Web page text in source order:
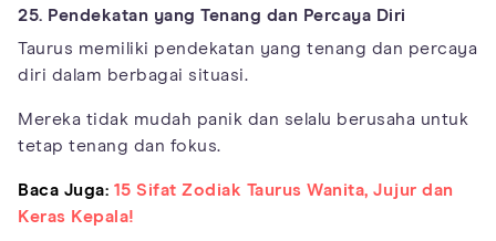
25. Pendekatan yang Tenang dan Percaya Diri
Taurus memiliki pendekatan yang tenang dan percaya
diri dalam berbagai situasi.
Mereka tidak mudah panik dan selalu berusaha untuk
tetap tenang dan fokus.
Baca Juga: 15 Sifat Zodiak Taurus Wanita, Jujur dan
Keras Kepala!